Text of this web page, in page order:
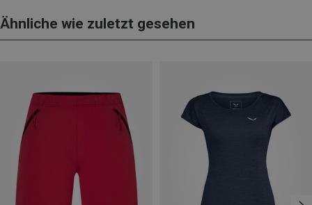
Ähnliche wie zuletzt gesehen